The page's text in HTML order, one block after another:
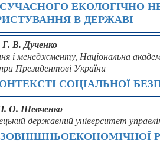
ЕКОЛОГІЧНО
В ДЕРЖАВІ
Г. В. Дученко
і менеджменту, Національна
Президентові України
СОЦІАЛЬНОЇ
О. Шевченко
державний університет